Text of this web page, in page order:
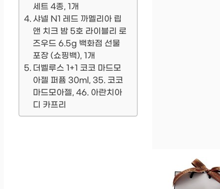
세트 4종, 1개
샤넬 N1 레드 까멜리아 립
앤 치크 밤 5호 라이블리 로
즈우드 6.5g 백화점 선물
포장 (쇼핑백), 1개
더벨루스 1+1 코코 마드모
아젤 퍼퓸 30ml, 35. 코코
마드모아젤, 46. 아란치아
디 카프리